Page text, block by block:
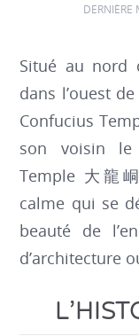
DERNIÈRE
Situé au nord
dans l’ouest
Confucius
son voisin le
Temple 大龍
calme qui se
beauté de
d’architecture